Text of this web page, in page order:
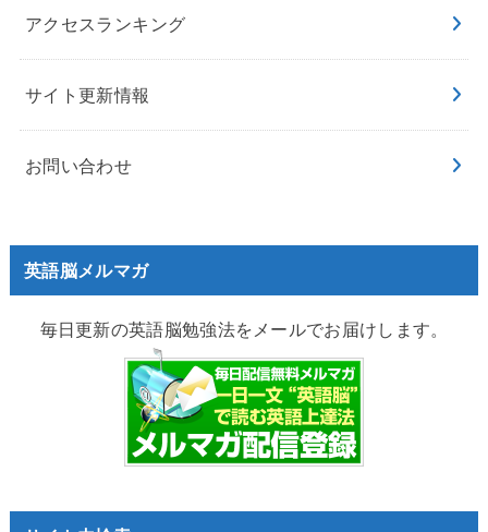
アクセスランキング
サイト更新情報
お問い合わせ
英語脳メルマガ
毎日更新の英語脳勉強法をメールでお届けします。